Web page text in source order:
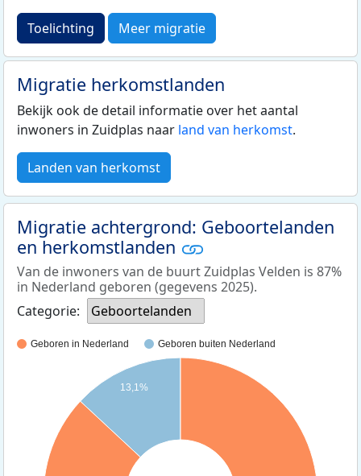
Toelichting Meer migratie
Migratie herkomstlanden
Bekijk ook de detail informatie over het aantal
inwoners in Zuidplas naar land van herkomst.
Landen van herkomst
Migratie achtergrond: Geboortelanden
en herkomstlanden
Van de inwoners van de buurt Zuidplas Velden is 87%
in Nederland geboren (gegevens 2025).
Categorie:
Geboortelanden
Geboren in Nederland Geboren buiten Nederland
13,1%